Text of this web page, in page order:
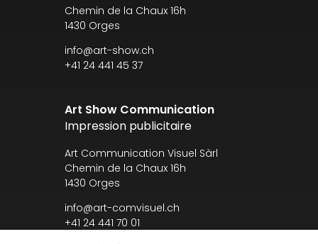
Chemin de la Chaux 16h
1430 Orges
info@art-show.ch
+41 24 441 45 37
Art Show Communication
Impression publicitaire
Art Communication Visuel Sàrl
Chemin de la Chaux 16h
1430 Orges
info@art-comvisuel.ch
+41 24 441 70 01